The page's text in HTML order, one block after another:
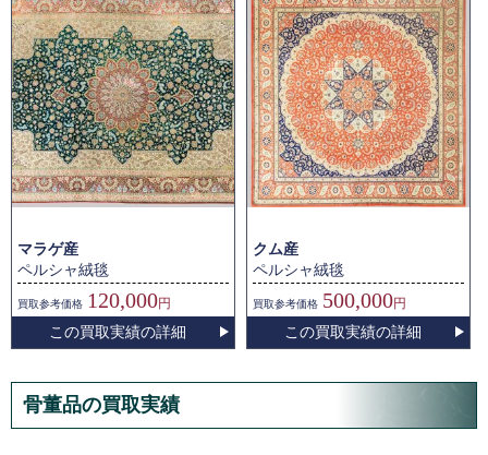
マラゲ産
ペルシャ絨毯
買取参考価格 120,000円
この買取実績の詳細
クム産
ペルシャ絨毯
買取参考価格 500,000円
この買取実績の詳細
骨董品の買取実績